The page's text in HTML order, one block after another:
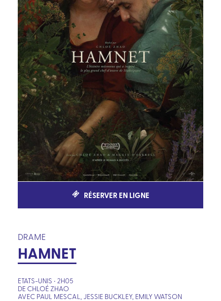
RÉSERVER EN LIGNE
DRAME
HAMNET
ETATS-UNIS • 2H05
DE CHLOÉ ZHAO
AVEC PAUL MESCAL, JESSIE BUCKLEY, EMILY WATSON